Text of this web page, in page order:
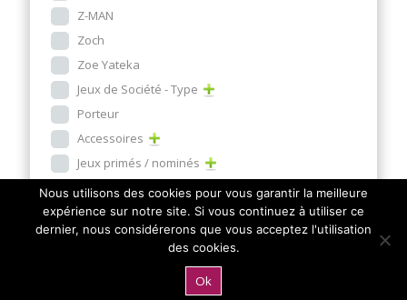
Z-MAN
Zoch
Zoe Yateka
Jeux de Société - Type
Porteur
Accessoires
Jeux primés / nominés
Autres
Combien de joueurs
1 à 3
2 et Plus
Nous utilisons des cookies pour vous garantir la meilleure
expérience sur notre site. Si vous continuez à utiliser ce
dernier, nous considérerons que vous acceptez l'utilisation
des cookies.
Ok